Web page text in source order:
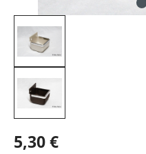
5,30 €